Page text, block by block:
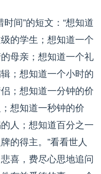
间”的短文：“想知道
的学生；想知道一个
母亲；想知道一个礼
；想知道一个小时的
；想知道一分钟的价
想知道一秒钟的价
人；想知道百分之一
的得主。”看看世人
喜，费尽心思地追问